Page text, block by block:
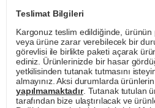
Teslimat Bilgileri
Kargonuz teslim edildiğinde,
veya ürüne zarar verebilecek bir
görevlisi ile birlikte paketi açarak
ediniz. Ürünlerinizde bir hasar
yetkilisinden tutanak tutmasını
almayınız. Aksi durumlarda ürünlerin
yapılmamaktadır. Tutanak tutulan
tarafından bize ulaştırılacak ve